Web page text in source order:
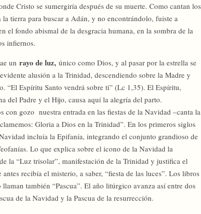
Cristo se sumergiría después de su muerte. Como cantan los
la tierra para buscar a Adán, y no encontrándolo, fuiste a
el fondo abismal de la desgracia humana, en la sombra de la
infiernos.
un rayo de luz, único como Dios, y al pasar por la estrella se
alusión a la Trinidad, descendiendo sobre la Madre y
“El Espíritu Santo vendrá sobre ti” (Lc 1,35). El Espíritu,
del Padre y el Hijo, causa aquí la alegría del parto.
con gozo nuestra entrada en las fiestas de la Navidad –canta la
Gloria a Dios en la Trinidad”. En los primeros siglos
incluía la Epifanía, integrando el conjunto grandioso de
Lo que explica sobre el icono de la Navidad la
la “Luz trisolar”, manifestación de la Trinidad y justifica el
antes recibía el misterio, a saber, “fiesta de las luces”. Los libros
también “Pascua”. El año litúrgico avanza así entre dos
de la Navidad y la Pascua de la resurrección.